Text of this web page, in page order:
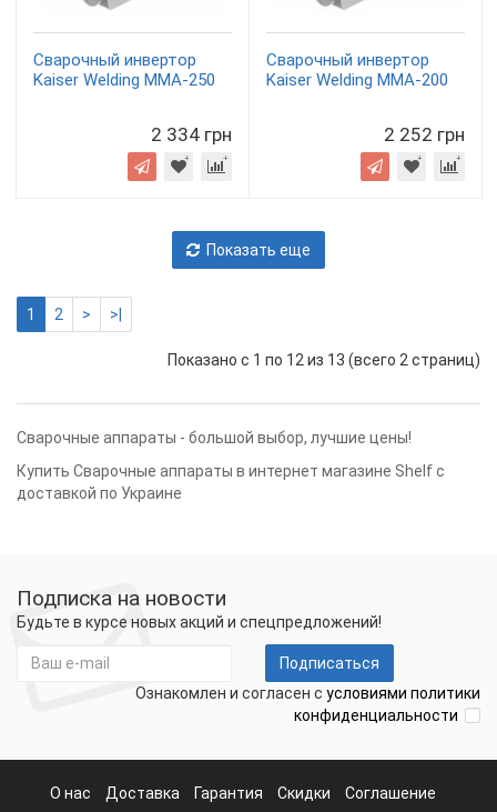
Сварочный инвертор
Kaiser Welding MMA-250
2 334 грн
Сварочный инвертор
Kaiser Welding MMA-200
2 252 грн
Показать еще
1 2 > >|
Показано с 1 по 12 из 13 (всего 2 страниц)
Сварочные аппараты - большой выбор, лучшие цены!
Купить Сварочные аппараты в интернет магазине Shelf с
доставкой по Украине
Подписка на новости
Будьте в курсе новых акций и спецпредложений!
Подписаться
Ознакомлен и согласен с условиями политики
конфиденциальности
О нас Доставка Гарантия Скидки Соглашение